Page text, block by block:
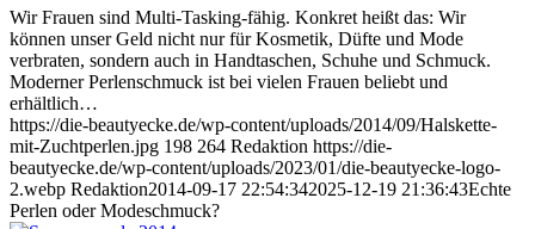
Wir Frauen sind Multi-Tasking-fähig. Konkret heißt das: Wir
können unser Geld nicht nur für Kosmetik, Düfte und Mode
verbraten, sondern auch in Handtaschen, Schuhe und Schmuck.
Moderner Perlenschmuck ist bei vielen Frauen beliebt und
erhältlich…
https://die-beautyecke.de/wp-content/uploads/2014/09/Halskette-
mit-Zuchtperlen.jpg 198 264 Redaktion https://die-
beautyecke.de/wp-content/uploads/2023/01/die-beautyecke-logo-
2.webp Redaktion2014-09-17 22:54:342025-12-19 21:36:43Echte
Perlen oder Modeschmuck?